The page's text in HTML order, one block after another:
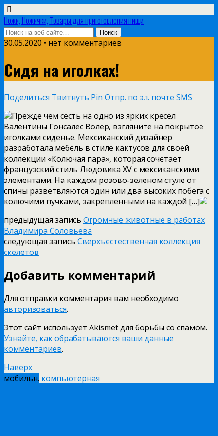
Ножи, Ножички, Товары для приготовления пищи
30.05.2020 • нет комментариев
Сидя на иголках!
Поделиться Твитнуть Pin Отпр. по эл. почте SMS
Прежде чем сесть на одно из ярких кресел
Валентины Гонсалес Волер, взгляните на покрытое
иголками сиденье. Мексиканский дизайнер
разработала мебель в стиле кактусов для своей
коллекции «Колючая пара», которая сочетает
французский стиль Людовика XV с мексиканскими
элементами. На каждом розово-зеленом стуле от
спины разветвляются один или два высоких побега с
колючими пучками, закрепленными на каждой […]
предыдущая запись Огромные животные в работах
Владимира Соловьева
следующая запись Сверхъестественная коллекция
скелетов
Добавить комментарий
Для отправки комментария вам необходимо
авторизоваться.
Этот сайт использует Akismet для борьбы со спамом.
Узнайте, как обрабатываются ваши данные
комментариев.
Наверх
мобильн. компьютерная